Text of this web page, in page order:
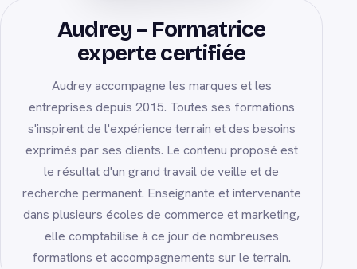
Audrey – Formatrice
experte certifiée
Audrey accompagne les marques et les
entreprises depuis 2015. Toutes ses formations
s'inspirent de l'expérience terrain et des besoins
exprimés par ses clients. Le contenu proposé est
le résultat d'un grand travail de veille et de
recherche permanent. Enseignante et intervenante
dans plusieurs écoles de commerce et marketing,
elle comptabilise à ce jour de nombreuses
formations et accompagnements sur le terrain.